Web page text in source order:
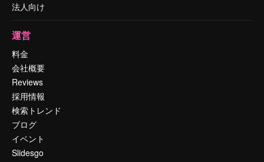
法人向け
運営
料金
会社概要
Reviews
採用情報
検索トレンド
ブログ
イベント
Slidesgo